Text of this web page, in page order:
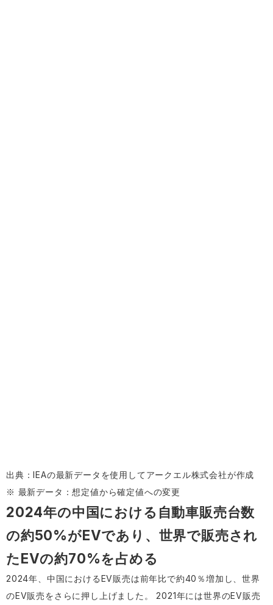
出典：IEAの最新データを使用してアークエル株式会社が作成
※ 最新データ：想定値から確定値への変更
2024年の中国における自動車販売台数
の約50%がEVであり、世界で販売され
たEVの約70%を占める
2024年、中国におけるEV販売は前年比で約40％増加し、世界
のEV販売をさらに押し上げました。 2021年には世界のEV販売